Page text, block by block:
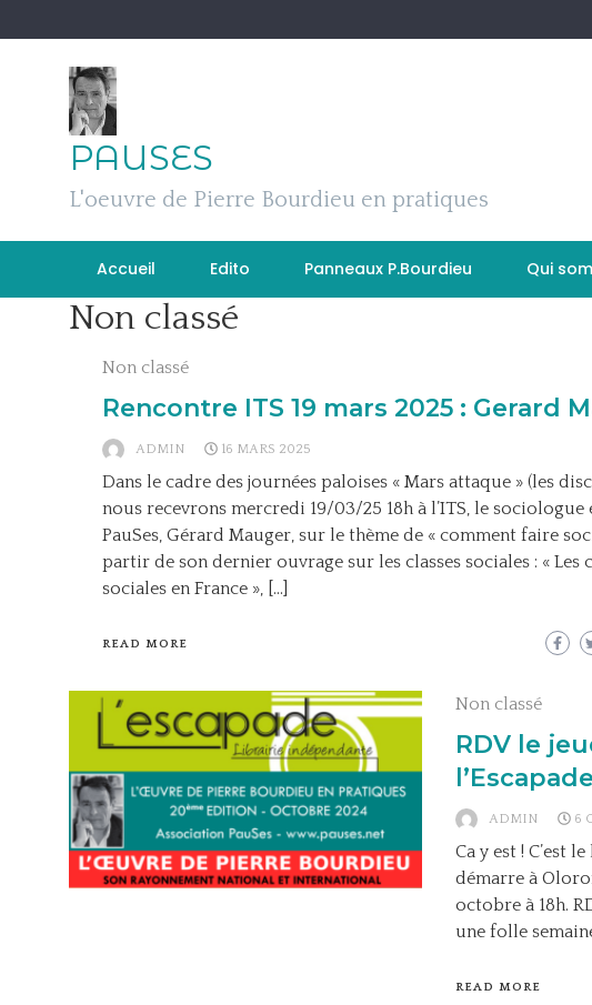
to
PAUSES
L'oeuvre de Pierre Bourdieu en pratiques
Accueil Edito Panneaux P.Bourdieu Qui
Non classé
Non classé
Rencontre ITS 19 mars 2025 : Gerard
ADMIN 16 MARS 2025
Dans le cadre des journées paloises « Mars attaque » (les
nous recevrons mercredi 19/03/25 18h à l’ITS, le sociologue
PauSes, Gérard Mauger, sur le thème de « comment faire
partir de son dernier ouvrage sur les classes sociales : « Les
sociales en France », […]
READ MORE
Non classé
RDV le
ADMIN 6
Ca y est ! C’est
démarre à
octobre à 18h.
une folle
READ MORE